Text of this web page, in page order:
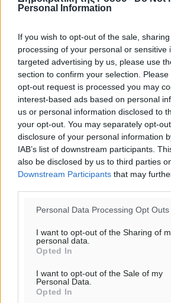
Personal Information
If you wish to opt-out of the sale,
processing of your personal or sensitive
targeted advertising by us, please use
section to confirm your selection.
opt-out request is processed you may
interest-based ads based on personal
us or personal information disclosed to
your opt-out. You may separately opt-
disclosure of your personal information
IAB’s list of downstream participants.
also be disclosed by us to third parties
Downstream Participants that may
Personal Data Processing Opt Outs
I want to opt-out of the Sharing of
personal data.
Opted In
I want to opt-out of the Sale of my
Personal Data.
Opted In
Ροή ειδήσεων
Τριήμερο εξόδου: Πάνω από
αναχωρούν από Πειραιά, Ραφήνα